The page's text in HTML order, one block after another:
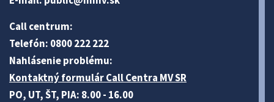
Call centrum:
Telefón: 0800 222 222
Nahlásenie problému:
Kontaktný formulár Call Centra MV SR
PO, UT, ŠT, PIA: 8.00 - 16.00